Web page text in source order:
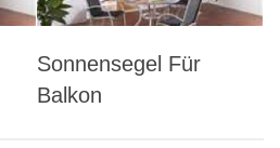
Sonnensegel Für
Balkon